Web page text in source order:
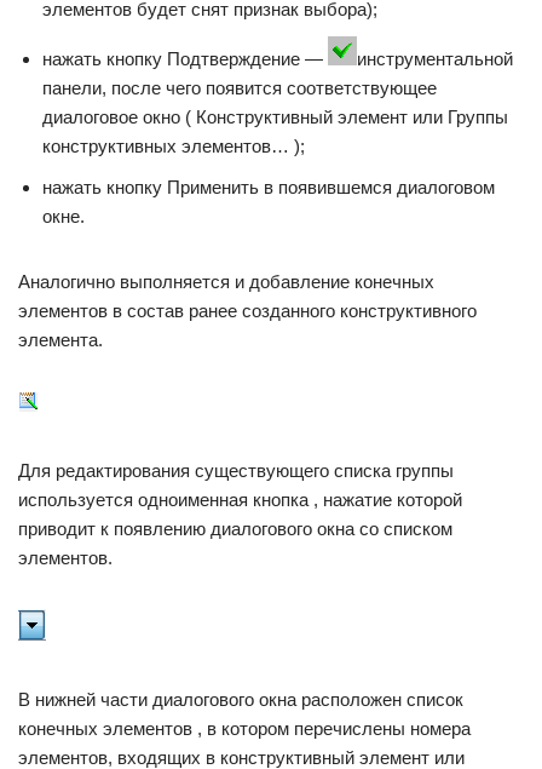
элементов будет снят признак выбора);
нажать кнопку Подтверждение —
инструментальной
панели, после чего появится соответствующее
диалоговое окно ( Конструктивный элемент или Группы
конструктивных элементов… );
нажать кнопку Применить в появившемся диалого­вом
окне.
Аналогично выполняется и добавление конечных
элементов в состав ранее созданного конструк­тив­ного
элемента.
Для редактирования существующего списка группы
используется одноименная кнопка , нажатие которой
приводит к появлению диалогового окна со списком
элементов.
В нижней части диалогового окна расположен список
конечных элементов , в котором перечислены номера
элементов, входящих в конструктивный элемент или